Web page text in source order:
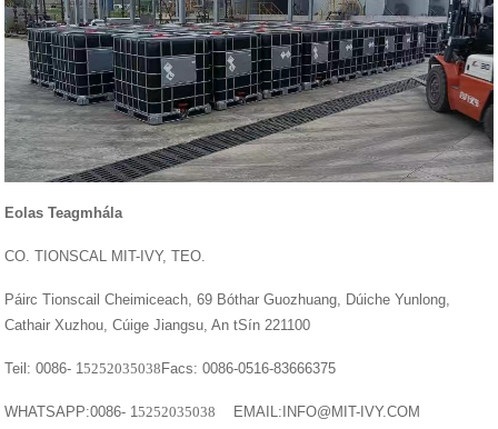
Eolas Teagmhála
CO. TIONSCAL MIT-IVY, TEO.
Páirc Tionscail Cheimiceach, 69 Bóthar Guozhuang, Dúiche Yunlong,
Cathair Xuzhou, Cúige Jiangsu, An tSín 221100
Teil: 0086- 15252035038 Facs: 0086-0516-83666375
WHATSAPP:0086- 15252035038 EMAIL:INFO@MIT-IVY.COM